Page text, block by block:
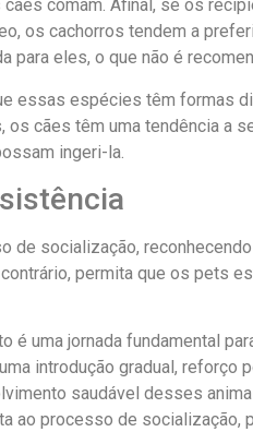
comam. Afinal, se os
os cachorros tendem a
para eles, o que não é
essas espécies têm formas
cães têm uma tendência a
ingeri-la.
de socialização,
permita que os pets
é uma jornada fundamental
introdução gradual, reforço
saudável desses
ao processo de socialização,